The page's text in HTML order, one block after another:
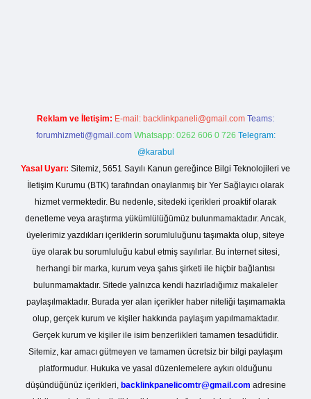
Reklam ve İletişim: E-mail: backlinkpaneli@gmail.com Teams:
forumhizmeti@gmail.com Whatsapp: 0262 606 0 726 Telegram:
@karabul
Yasal Uyarı: Sitemiz, 5651 Sayılı Kanun gereğince Bilgi Teknolojileri ve
İletişim Kurumu (BTK) tarafından onaylanmış bir Yer Sağlayıcı olarak
hizmet vermektedir. Bu nedenle, sitedeki içerikleri proaktif olarak
denetleme veya araştırma yükümlülüğümüz bulunmamaktadır. Ancak,
üyelerimiz yazdıkları içeriklerin sorumluluğunu taşımakta olup, siteye
üye olarak bu sorumluluğu kabul etmiş sayılırlar. Bu internet sitesi,
herhangi bir marka, kurum veya şahıs şirketi ile hiçbir bağlantısı
bulunmamaktadır. Sitede yalnızca kendi hazırladığımız makaleler
paylaşılmaktadır. Burada yer alan içerikler haber niteliği taşımamakta
olup, gerçek kurum ve kişiler hakkında paylaşım yapılmamaktadır.
Gerçek kurum ve kişiler ile isim benzerlikleri tamamen tesadüfidir.
Sitemiz, kar amacı gütmeyen ve tamamen ücretsiz bir bilgi paylaşım
platformudur. Hukuka ve yasal düzenlemelere aykırı olduğunu
düşündüğünüz içerikleri, backlinkpanelicomtr@gmail.com adresine